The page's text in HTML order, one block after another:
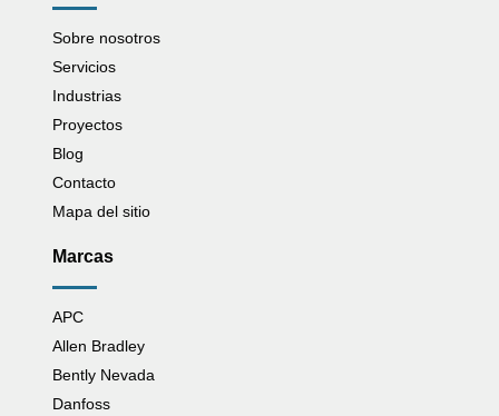
Sobre nosotros
Servicios
Industrias
Proyectos
Blog
Contacto
Mapa del sitio
Marcas
APC
Allen Bradley
Bently Nevada
Danfoss